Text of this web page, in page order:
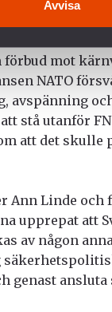
Avvisa
ledda
som
mot
NATO
avspänning
stå utanför
att det skulle
Ann Linde och
upprepat att
av någon
genast